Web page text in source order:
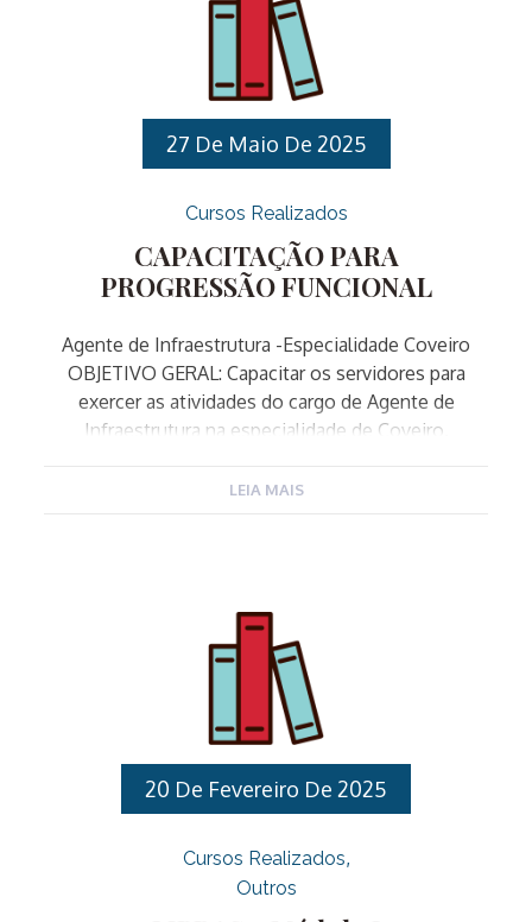
Capacitar os Guardas Municipais para as funções de
hierarquia superior da Corporação, desenvolvendo
conhecimentos específicos sobre a gestão da
segurança pública municipal. IV. PÚBLICO ALVO:
27 De Maio De 2025
Cursos Realizados
CAPACITAÇÃO PARA
PROGRESSÃO FUNCIONAL
Agente de Infraestrutura -Especialidade Coveiro
OBJETIVO GERAL: Capacitar os servidores para
exercer as atividades do cargo de Agente de
Infraestrutura na especialidade de Coveiro.
Agente de Infraestrutura ESPECIALIDADES:
http://egds.varzeapaulista.sp.gov.br/.Requisitos de
inscrição, que devem ser comprovados no primeiro
dia do curso: Para realizar sua inscrição clique aqui.
Para acessar o edital completo clique aqui.
LEIA MAIS
20 De Fevereiro De 2025
Cursos Realizados
Outros